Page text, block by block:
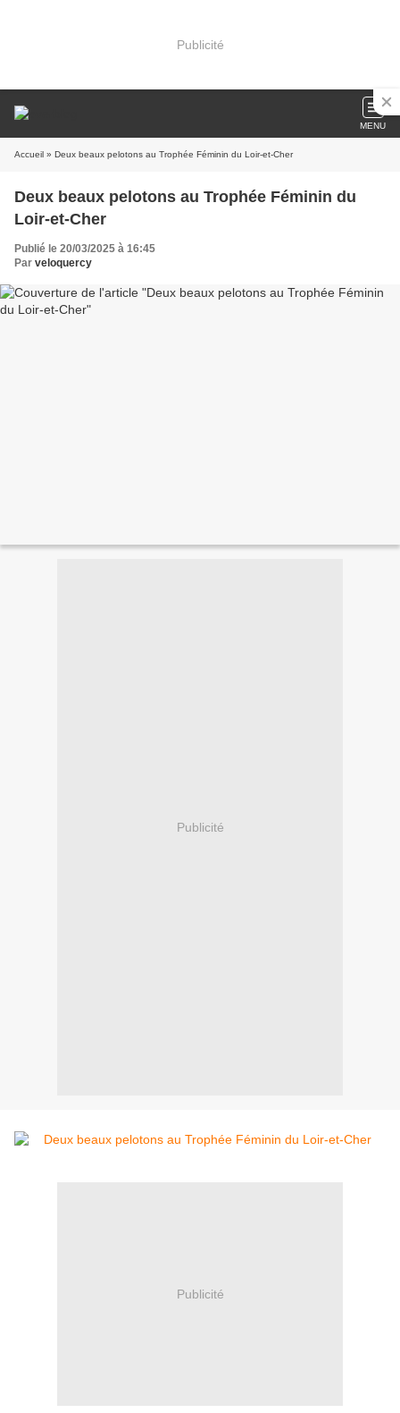
Publicité
MENU
Accueil » Deux beaux pelotons au Trophée Féminin du Loir-et-Cher
Deux beaux pelotons au Trophée Féminin du
Loir-et-Cher
Publié le 20/03/2025 à 16:45
Par veloquercy
Publicité
Publicité